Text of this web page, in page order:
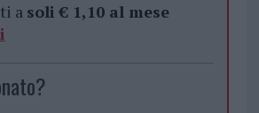
a soli € 1,10 al mese